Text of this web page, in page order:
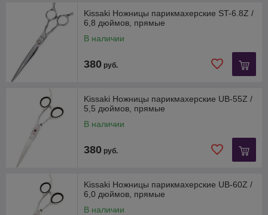
Kissaki Ножницы парикмахерские ST-6.8Z /
6,8 дюймов, прямые
В наличии
380 руб.
Kissaki Ножницы парикмахерские UB-55Z /
5,5 дюймов, прямые
В наличии
380 руб.
Kissaki Ножницы парикмахерские UB-60Z /
6,0 дюймов, прямые
В наличии